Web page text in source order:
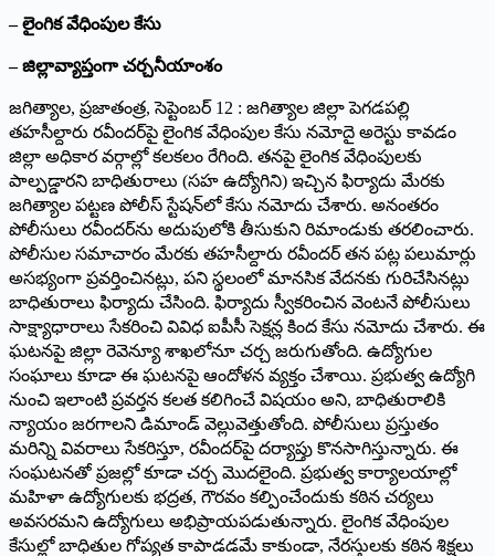
– లైంగిక వేధింపుల కేసు
– జిల్లావ్యాప్తంగా చర్చనీయాంశం
జగిత్యాల, ప్రజాతంత్ర, సెప్టెంబర్‌ 12 : జగిత్యాల జిల్లా పెగడపల్లి
తహసీల్దారు రవీందర్‌పై లైంగిక వేధింపుల కేసు నమోదై అరెస్టు కావడం
జిల్లా అధికార వర్గాల్లో కలకలం రేగింది. తనపై లైంగిక వేధింపులకు
పాల్పడ్డారని బాధితురాలు (సహ ఉద్యోగిని) ఇచ్చిన ఫిర్యాదు మేరకు
జగిత్యాల పట్టణ పోలీస్‌ స్టేషన్‌లో కేసు నమోదు చేశారు. అనంతరం
పోలీసులు రవీందర్‌ను అదుపులోకి తీసుకుని రిమాండుకు తరలించారు.
పోలీసుల సమాచారం మేరకు తహసీల్దారు రవీందర్‌ తన పట్ల పలుమార్లు
అసభ్యంగా ప్రవర్తించినట్లు, పని స్థలంలో మానసిక వేదనకు గురిచేసినట్లు
బాధితురాలు ఫిర్యాదు చేసింది. ఫిర్యాదు స్వీకరించిన వెంటనే పోలీసులు
సాక్ష్యాధారాలు సేకరించి వివిధ ఐపీసీ సెక్షన్ల కింద కేసు నమోదు చేశారు. ఈ
ఘటనపై జిల్లా రెవెన్యూ శాఖలోనూ చర్చ జరుగుతోంది. ఉద్యోగుల
సంఘాలు కూడా ఈ ఘటనపై ఆందోళన వ్యక్తం చేశాయి. ప్రభుత్వ ఉద్యోగి
నుంచి ఇలాంటి ప్రవర్తన కలత కలిగించే విషయం అని, బాధితురాలికి
న్యాయం జరగాలని డిమాండ్‌ వెల్లువెత్తుతోంది. పోలీసులు ప్రస్తుతం
మరిన్ని వివరాలు సేకరిస్తూ, రవీందర్‌పై దర్యాప్తు కొనసాగిస్తున్నారు. ఈ
సంఘటనతో ప్రజల్లో కూడా చర్చ మొదలైంది. ప్రభుత్వ కార్యాలయాల్లో
మహిళా ఉద్యోగులకు భద్రత, గౌరవం కల్పించేందుకు కఠిన చర్యలు
అవసరమని ఉద్యోగులు అభిప్రాయపడుతున్నారు. లైంగిక వేధింపుల
కేసుల్లో బాధితుల గోప్యత కాపాడడమే కాకుండా, నేరస్తులకు కఠిన శిక్షలు